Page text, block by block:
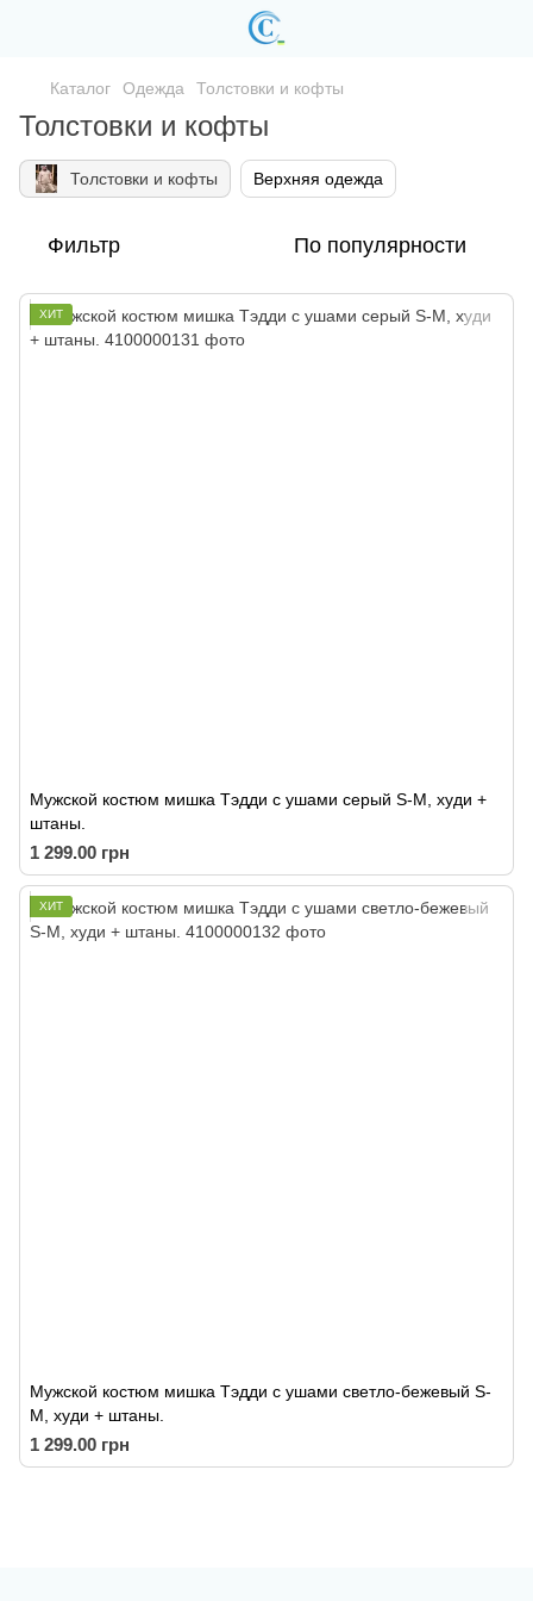
Каталог Одежда Толстовки и кофты
Толстовки и кофты
Толстовки и кофты Верхняя одежда
Фильтр По популярности
ХИТ
Мужской костюм мишка Тэдди с ушами серый S-M, худи +
штаны.
1 299.00 грн
ХИТ
Мужской костюм мишка Тэдди с ушами светло-бежевый S-
M, худи + штаны.
1 299.00 грн